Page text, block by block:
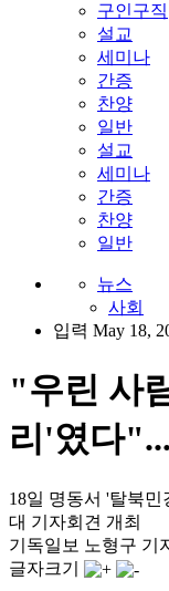
구인구직
설교
세미나
간증
찬양
일반
설교
세미나
간증
찬양
일반
뉴스
사회
입력 May 18,
"우린 사
리'였다
18일 명동서 '탈북
대 기자회견 개최
기독일보 노형구 기
글자크기